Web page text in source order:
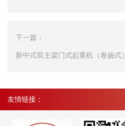
下一篇：
新中式双主梁门式起重机（卷扬式）
友情链接：